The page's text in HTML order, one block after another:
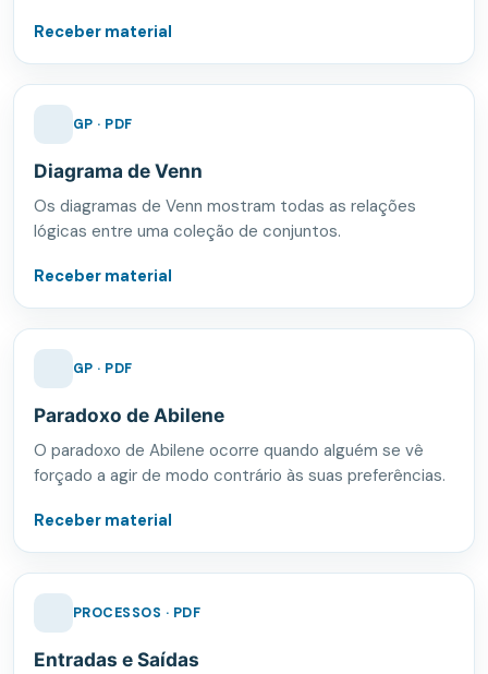
Receber material
GP · PDF
Diagrama de Venn
Os diagramas de Venn mostram todas as relações
lógicas entre uma coleção de conjuntos.
Receber material
GP · PDF
Paradoxo de Abilene
O paradoxo de Abilene ocorre quando alguém se vê
forçado a agir de modo contrário às suas preferências.
Receber material
PROCESSOS · PDF
Entradas e Saídas